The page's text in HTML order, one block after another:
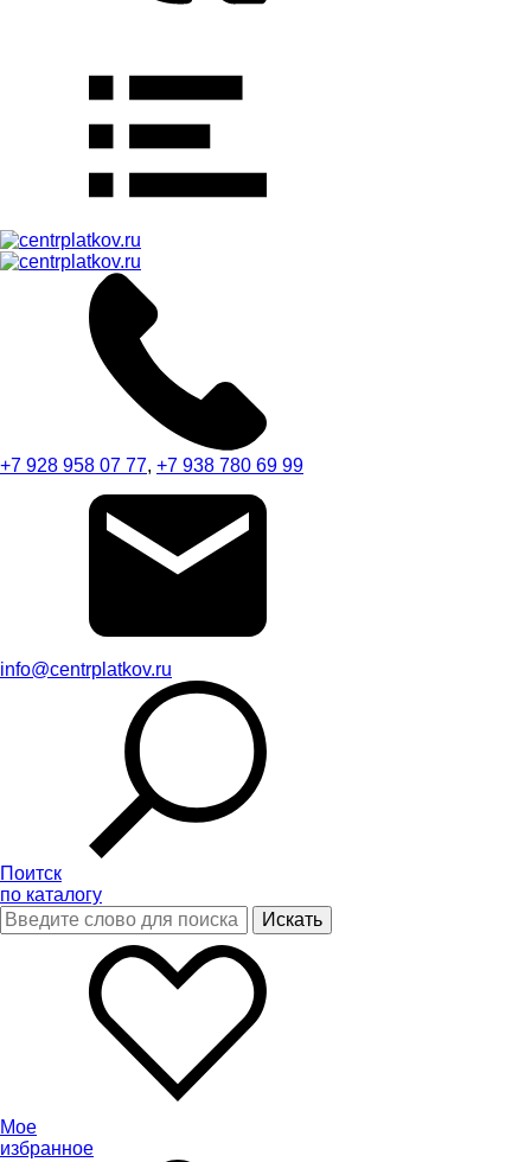
+7 928 958 07 77, +7 938 780 69 99
info@centrplatkov.ru
Поитск
по каталогу
Мое
избранное